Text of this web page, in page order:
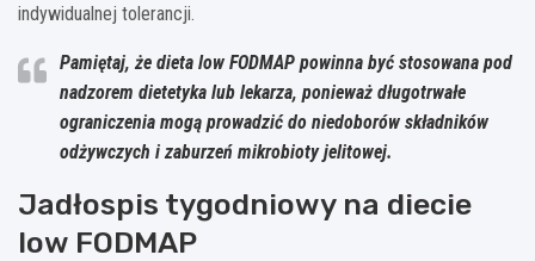
indywidualnej tolerancji.
Pamiętaj, że dieta low FODMAP powinna być stosowana pod
nadzorem dietetyka lub lekarza, ponieważ długotrwałe
ograniczenia mogą prowadzić do niedoborów składników
odżywczych i zaburzeń mikrobioty jelitowej.
Jadłospis tygodniowy na diecie
low FODMAP